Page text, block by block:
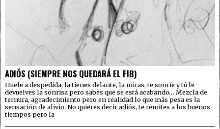
ADIÓS (SIEMPRE NOS QUEDARÁ EL FIB)
Huele a despedida, la tienes delante, la miras, te sonríe y tú le
devuelves la sonrisa pero sabes que se está acabando… Mezcla de
ternura, agradecimiento pero en realidad lo que más pesa es la
sensación de alivio. No quieres decir adiós, te remites a los buenos
tiempos pero la